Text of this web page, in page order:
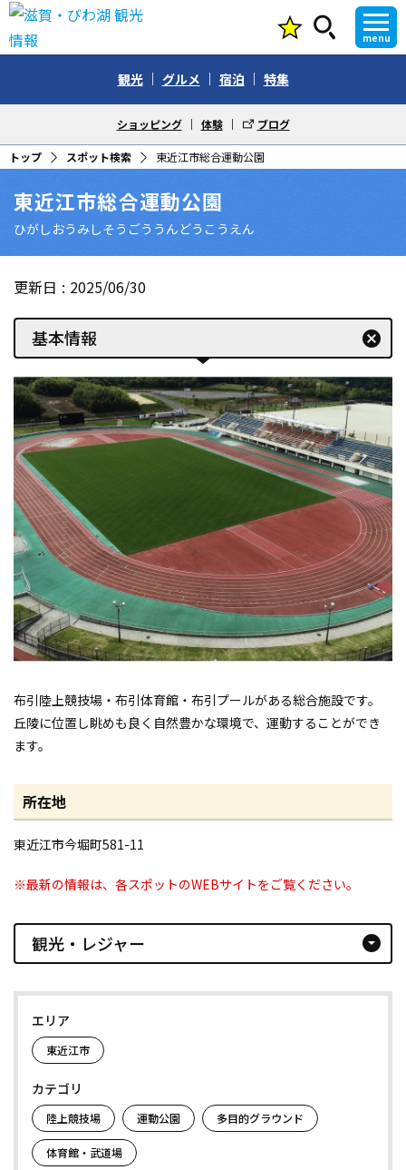
menu
観光 グルメ 宿泊 特集
ショッピング 体験 ブログ
トップ スポット検索 東近江市総合運動公園
東近江市総合運動公園
ひがしおうみしそうごううんどうこうえん
更新日 2025/06/30
基本情報 cancel
布引陸上競技場・布引体育館・布引プールがある総合施設です。
丘陵に位置し眺めも良く自然豊かな環境で、運動することができ
ます。
所在地
東近江市今堀町581-11
※最新の情報は、各スポットのWEBサイトをご覧ください。
観光・レジャー arrow_drop_down_circle
エリア
東近江市
カテゴリ
陸上競技場 運動公園 多目的グラウンド
体育館・武道場